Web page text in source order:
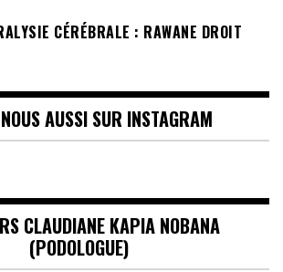
CÉRÉBRALE : RAWANE DROIT
AUSSI SUR INSTAGRAM
CLAUDIANE KAPIA NOBANA
(PODOLOGUE)